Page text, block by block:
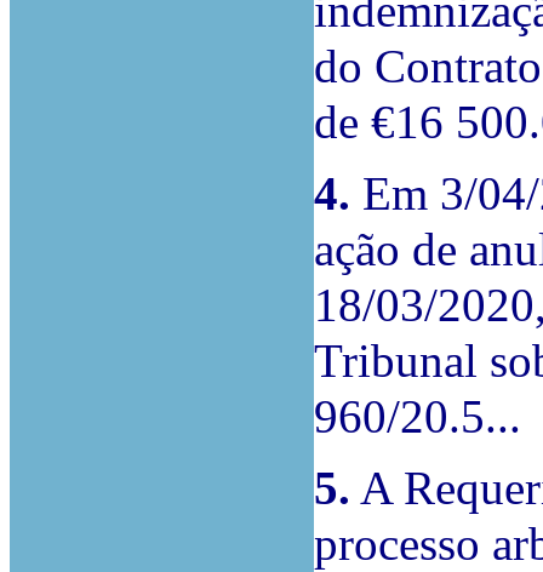
do
de €16
4. Em 3/
ação de
18/03/
Tribunal
960/20.5...
5. A
processo